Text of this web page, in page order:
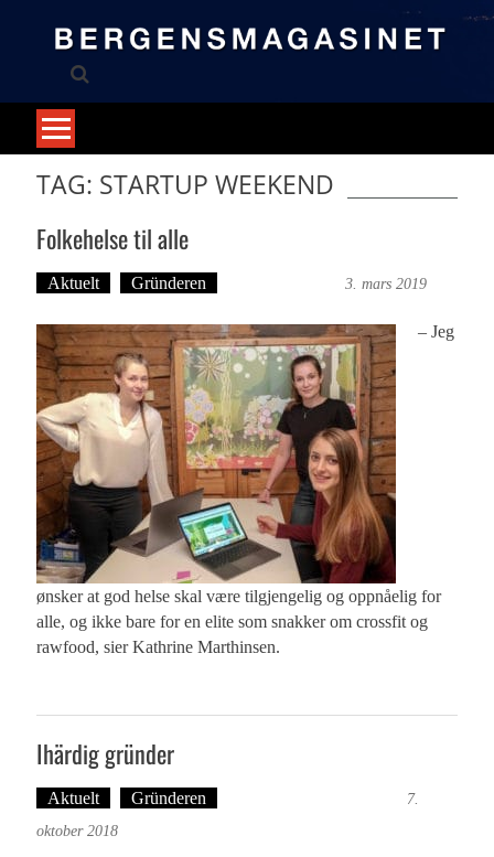
TAG: STARTUP WEEKEND
Folkehelse til alle
Aktuelt Gründeren 3. mars 2019
– Jeg
ønsker at god helse skal være tilgjengelig og oppnåelig for
alle, og ikke bare for en elite som snakker om crossfit og
rawfood, sier Kathrine Marthinsen.
Ihärdig gründer
Aktuelt Gründeren
7.
oktober 2018